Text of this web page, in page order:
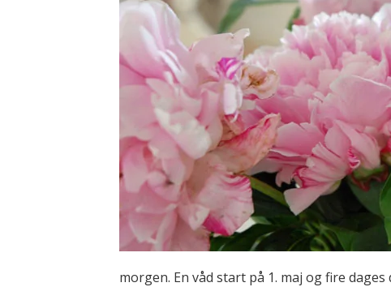
morgen. En våd start på 1. maj og fire